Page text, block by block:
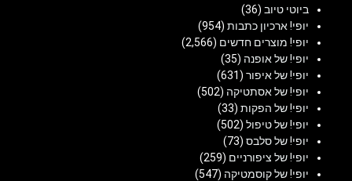
ביוטי טיוב (36)
יופי! ארכיון כתבות (954)
יופי! מוצרים חדשים (2,566)
יופי! של אופנה (35)
יופי! של איפור (631)
יופי! של אסתטיקה (502)
יופי! של הפקות (33)
יופי! של טיפול (502)
יופי! של סלבס (73)
יופי! של ציפורניים (259)
יופי! של קוסמטיקה (547)